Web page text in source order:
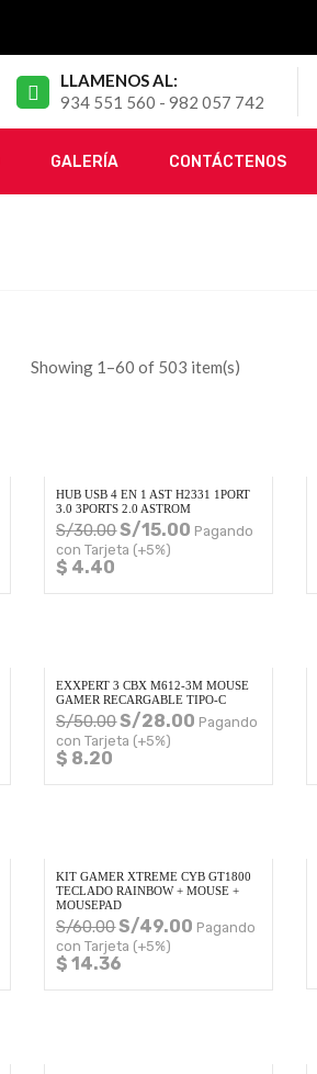
LLAMENOS AL:
934 551 560 - 982 057 742
GALERÍA CONTÁCTENOS
Showing 1–60 of 503 item(s)
HUB USB 4 EN 1 AST H2331 1PORT
3.0 3PORTS 2.0 ASTROM
S/30.00S/15.00 Pagando
con Tarjeta (+5%)
$ 4.40
EXXPERT 3 CBX M612-3M MOUSE
GAMER RECARGABLE TIPO-C
S/50.00S/28.00 Pagando
con Tarjeta (+5%)
$ 8.20
KIT GAMER XTREME CYB GT1800
TECLADO RAINBOW + MOUSE +
MOUSEPAD
S/60.00S/49.00 Pagando
con Tarjeta (+5%)
$ 14.36